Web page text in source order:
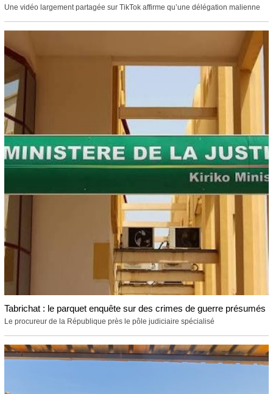
Une vidéo largement partagée sur TikTok affirme qu’une délégation malienne
Tabrichat : le parquet enquête sur des crimes de guerre présumés
Le procureur de la République près le pôle judiciaire spécialisé